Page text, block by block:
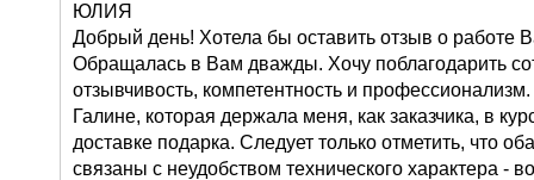
ЮЛИЯ
Добрый день! Хотела бы оставить отзыв о работе
Обращалась в Вам дважды. Хочу поблагодарить
отзывчивость, компетентность и
Галине, которая держала меня, как заказчика, в
доставке подарка. Следует только отметить, что
связаны с неудобством технического характера -